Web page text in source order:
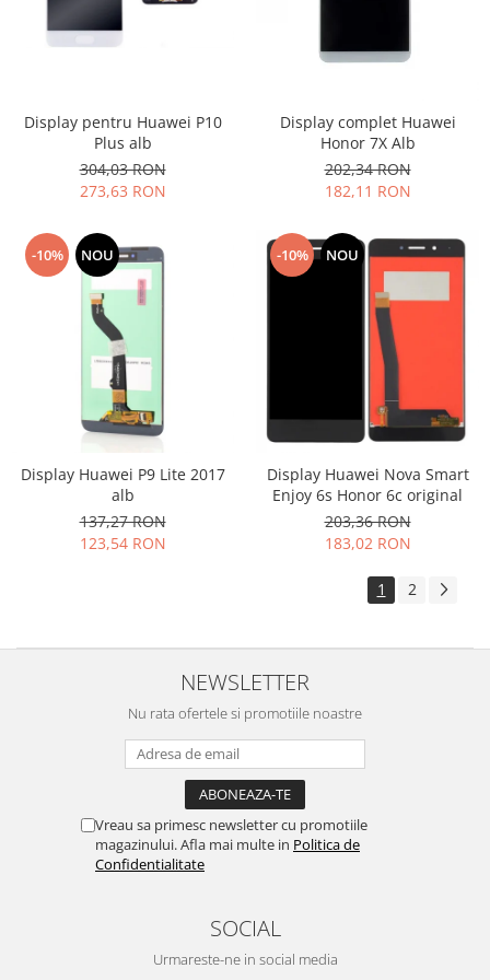
Display pentru Huawei P10
Plus alb
304,03 RON
273,63 RON
Display complet Huawei
Honor 7X Alb
202,34 RON
182,11 RON
-10% NOU
Display Huawei P9 Lite 2017
alb
137,27 RON
123,54 RON
-10% NOU
Display Huawei Nova Smart
Enjoy 6s Honor 6c original
203,36 RON
183,02 RON
1 2
NEWSLETTER
Nu rata ofertele si promotiile noastre
Vreau sa primesc newsletter cu promotiile
magazinului. Afla mai multe in Politica de
Confidentialitate
SOCIAL
Urmareste-ne in social media